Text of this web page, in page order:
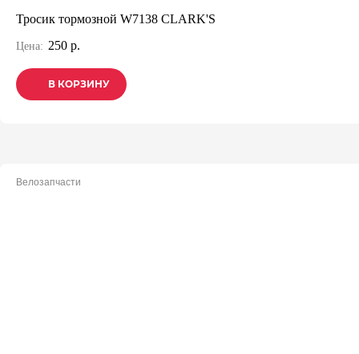
Тросик тормозной W7138 CLARK'S
Цена: 250 р.
В КОРЗИНУ
В КОРЗИНУ
В КОРЗИНУ
Велозапчасти